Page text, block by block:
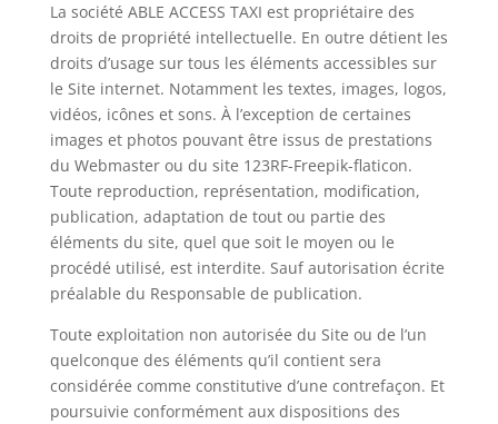
La société ABLE ACCESS TAXI est propriétaire des
droits de propriété intellectuelle. En outre détient les
droits d’usage sur tous les éléments accessibles sur
le Site internet. Notamment les textes, images, logos,
vidéos, icônes et sons. À l’exception de certaines
images et photos pouvant être issus de prestations
du Webmaster ou du site 123RF-Freepik-flaticon.
Toute reproduction, représentation, modification,
publication, adaptation de tout ou partie des
éléments du site, quel que soit le moyen ou le
procédé utilisé, est interdite. Sauf autorisation écrite
préalable du Responsable de publication.
Toute exploitation non autorisée du Site ou de l’un
quelconque des éléments qu’il contient sera
considérée comme constitutive d’une contrefaçon. Et
poursuivie conformément aux dispositions des